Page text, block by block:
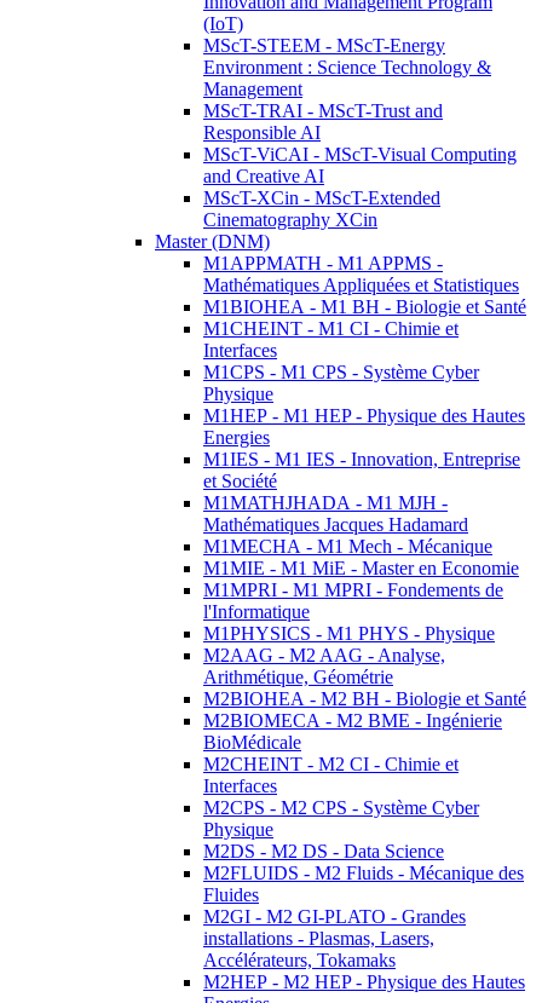
(IoT)
MScT-STEEM - MScT-Energy
Environment : Science Technology &
Management
MScT-TRAI - MScT-Trust and
Responsible AI
MScT-ViCAI - MScT-Visual Computing
and Creative AI
MScT-XCin - MScT-Extended
Cinematography XCin
Master (DNM)
M1APPMATH - M1 APPMS -
Mathématiques Appliquées et Statistiques
M1BIOHEA - M1 BH - Biologie et Santé
M1CHEINT - M1 CI - Chimie et
Interfaces
M1CPS - M1 CPS - Système Cyber
Physique
M1HEP - M1 HEP - Physique des Hautes
Energies
M1IES - M1 IES - Innovation, Entreprise
et Société
M1MATHJHADA - M1 MJH -
Mathématiques Jacques Hadamard
M1MECHA - M1 Mech - Mécanique
M1MIE - M1 MiE - Master en Economie
M1MPRI - M1 MPRI - Fondements de
l'Informatique
M1PHYSICS - M1 PHYS - Physique
M2AAG - M2 AAG - Analyse,
Arithmétique, Géométrie
M2BIOHEA - M2 BH - Biologie et Santé
M2BIOMECA - M2 BME - Ingénierie
BioMédicale
M2CHEINT - M2 CI - Chimie et
Interfaces
M2CPS - M2 CPS - Système Cyber
Physique
M2DS - M2 DS - Data Science
M2FLUIDS - M2 Fluids - Mécanique des
Fluides
M2GI - M2 GI-PLATO - Grandes
installations - Plasmas, Lasers,
Accélérateurs, Tokamaks
M2HEP - M2 HEP - Physique des Hautes